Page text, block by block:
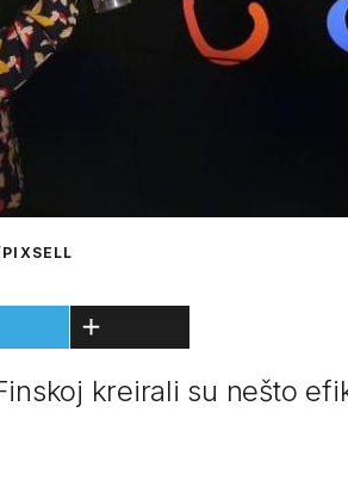
kreirali su nešto